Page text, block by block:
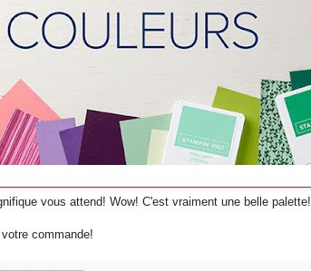
vous attend! Wow! C'est vraiment une belle palette!
commande!